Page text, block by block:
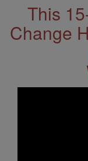
This
Change